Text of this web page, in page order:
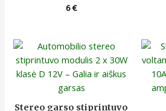
6€
Stereo garso stiprintuvo